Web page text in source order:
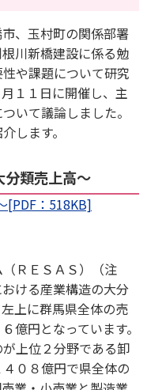
、玉村町の関係部署
川新橋建設に係る勉
や課題について研究
１１日に開催し、主
いて議論しました。
します。
分類売上高～
[PDF：518KB]
ＲＥＳＡＳ）（注
ける産業構造の大分
上に群馬県全体の売
億円となっています。
上位２分野である卸
０８億円で県全体の